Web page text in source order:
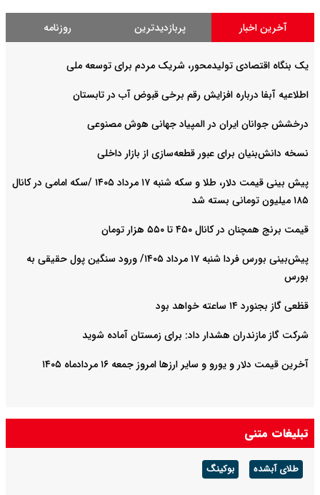
آخرین اخبار پربازدیدترین روزنامه
یک بنگاه اقتصادی تولیدمحور، شریک مردم برای توسعه ملی
اطلاعیه آبفا درباره افزایش رقم برخی قبوض آب در تابستان
درخشش جوانان ایران در المپیاد جهانی هوش مصنوعی
نسخه دانش‌بنیان برای عبور قطعه‌سازی از بازار داخلی
پیش ‌بینی قیمت دلار، طلا و سکه شنبه ۱۷ مرداد ۱۴۰۵ /سکه امامی در کانال
۱۸۵ میلیون تومانی بسته شد
قیمت برنج همچنان در کانال ۴۵۰ تا ۵۵۰ هزار تومان
پیش‌بینی بورس فردا شنبه ۱۷ مرداد ۱۴۰۵/ ورود سنگین پول حقیقی به
بورس
قظعی گاز بجنورد ۱۴ ساعته خواهد بود
شرکت گاز مازندران هشدار داد: برای زمستان آماده شوید
آخرین قیمت دلار و یورو و سایر ارزها امروز جمعه ۱۶ مردادماه ۱۴۰۵
تبلیغات متنی
طلای آبشده بوکینگ